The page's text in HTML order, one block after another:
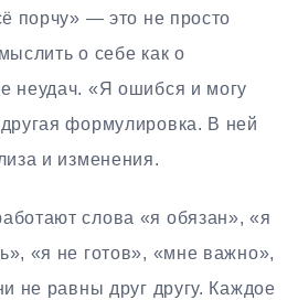
порчу» — это не просто
о себе как о
неудач. «Я ошибся и могу
формулировка. В ней
и изменения.
слова «я обязан», «я
«я не готов», «мне важно»,
не равны друг другу. Каждое